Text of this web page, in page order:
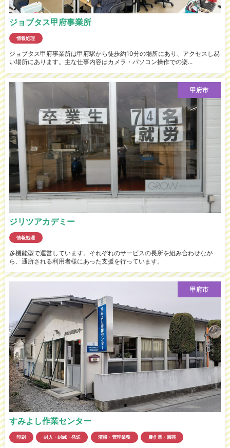
ジョブタス甲府事業所
情報処理
ジョブタス甲府事業所は甲府駅から徒歩約10分の場所にあり、アクセスし易
い場所にあります。主な仕事内容はカメラ・パソコン操作での楽...
ジリツアカデミー
甲府市
情報処理
多機能型で運営しています。それぞれのサービスの長所を組み合わせなが
ら、通所される利用者様にあった支援を行っています。
すみよし作業センター
甲府市
印刷 封入・封緘・発送 清掃・管理業務 農作業・園芸